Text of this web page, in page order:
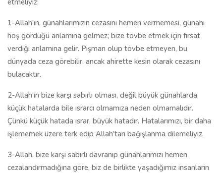
etmeliyiz:
1-Allah'ın, günahlarımızın cezasını hemen vermemesi, günahı
hoş gördüğü anlamına gelmez; bize tövbe etmek için fırsat
verdiği anlamına gelir. Pişman olup tövbe etmeyen, bu
dünyada ceza görebilir, ancak ahirette kesin olarak cezasını
bulacaktır.
2-Allah'ın bize karşı sabırlı olması, değil büyük günahlarda,
küçük hatalarda bile ısrarcı olmamıza neden olmamalıdır.
Çünkü küçük hatada ısrar, büyük hatadır. Hatalarımızı, bir daha
işlememek üzere terk edip Allah'tan bağışlanma dilemeliyiz.
3-Allah, bize karşı sabırlı davranıp günahlarımızı hemen
cezalandırmadığına göre, biz de birlikte yaşadığımız insanların